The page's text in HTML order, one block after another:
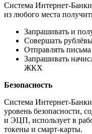
Система Интернет-
из любого места
Запрашивать и
Совершать
Отправлять
Запрашивать
ЖКХ
Безопасность
Система Интернет-
уровень безопасности,
и ЭЦП, использует в
токены и смарт-карты.